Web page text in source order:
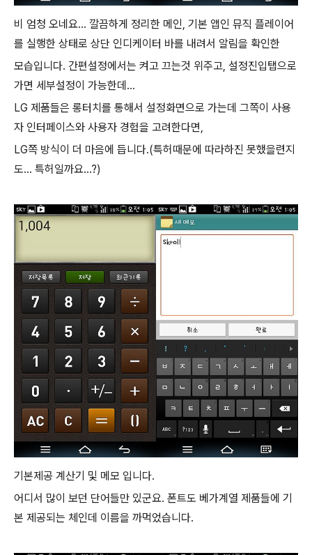
비 엄청 오네요... 깔끔하게 정리한 메인, 기본 앱인 뮤직 플레이어
를 실행한 상태로 상단 인디케이터 바를 내려서 알림을 확인한
모습입니다. 간편설정에서는 켜고 끄는것 위주고, 설정진입탭으로
가면 세부설정이 가능한데...
LG 제품들은 롱터치를 통해서 설정화면으로 가는데 그쪽이 사용
자 인터페이스와 사용자 경험을 고려한다면,
LG쪽 방식이 더 마음에 듭니다.(특허때문에 따라하진 못했을련지
도... 특허일까요...?)
기본제공 계산기 및 메모 입니다.
어디서 많이 보던 단어들만 있군요. 폰트도 베가계열 제품들에 기
본 제공되는 체인데 이름을 까먹었습니다.